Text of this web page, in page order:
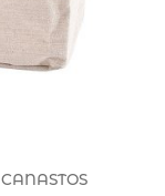
CANASTOS